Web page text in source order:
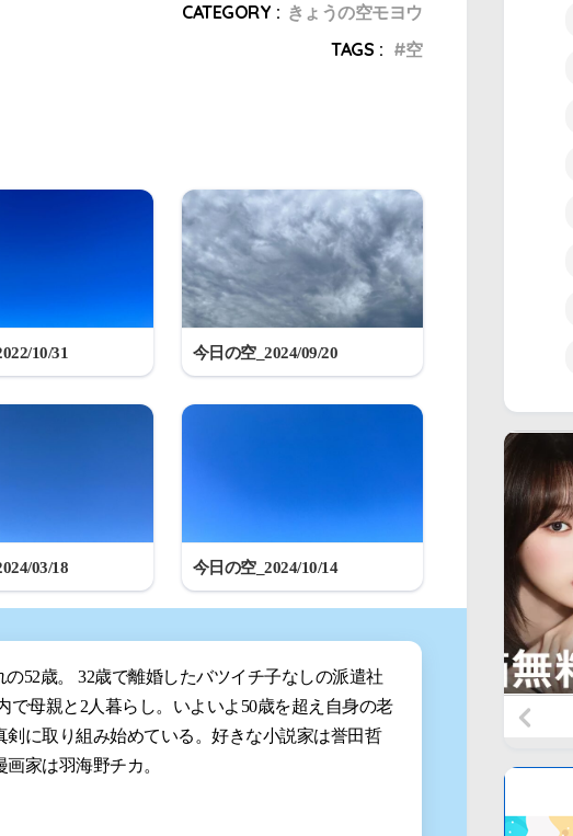
CATEGORY : きょうの空モヨウ
TAGS :
空
10/31 今日の空_2024/09/20
03/18 今日の空_2024/10/14
の52歳。 32歳で離婚したバツイチ子なしの派遣社
で母親と2人暮らし。いよいよ50歳を超え自身の老
剣に取り組み始めている。好きな小説家は誉田哲
家は羽海野チカ。